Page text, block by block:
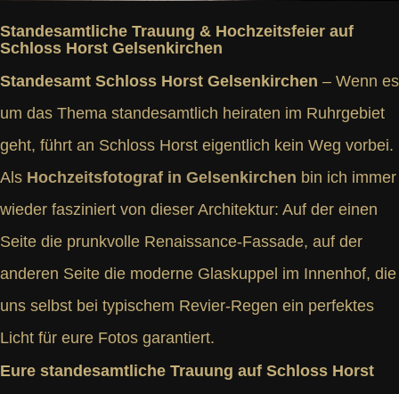
Standesamtliche Trauung & Hochzeitsfeier auf
Schloss Horst Gelsenkirchen
Standesamt Schloss Horst Gelsenkirchen – Wenn es
um das Thema standesamtlich heiraten im Ruhrgebiet
geht, führt an Schloss Horst eigentlich kein Weg vorbei.
Als Hochzeitsfotograf in Gelsenkirchen bin ich immer
wieder fasziniert von dieser Architektur: Auf der einen
Seite die prunkvolle Renaissance-Fassade, auf der
anderen Seite die moderne Glaskuppel im Innenhof, die
uns selbst bei typischem Revier-Regen ein perfektes
Licht für eure Fotos garantiert.
Eure standesamtliche Trauung auf Schloss Horst